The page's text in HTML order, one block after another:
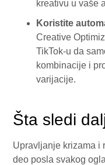
kreativu u vaše
Koristite
Creative
TikTok-u da
kombinacije i
varijacije.
Šta sledi
Upravljanje krizama i
deo posla svakog